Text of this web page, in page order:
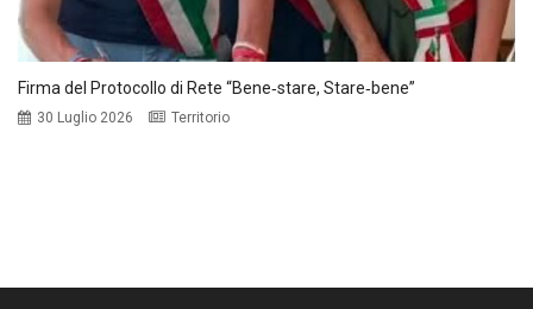
Firma del Protocollo di Rete “Bene‑stare, Stare‑bene”
30 Luglio 2026 Territorio